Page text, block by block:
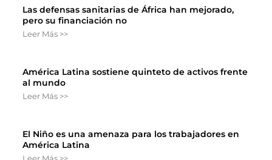
Las defensas sanitarias de África han mejorado,
pero su financiación no
Leer Más >>
América Latina sostiene quinteto de activos frente
al mundo
Leer Más >>
El Niño es una amenaza para los trabajadores en
América Latina
Leer Más >>